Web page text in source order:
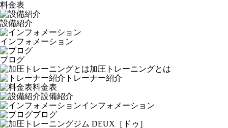
料金表
設備紹介
インフォメーション
ブログ
加圧トレーニングとは
トレーナー紹介
料金表
設備紹介
インフォメーション
ブログ